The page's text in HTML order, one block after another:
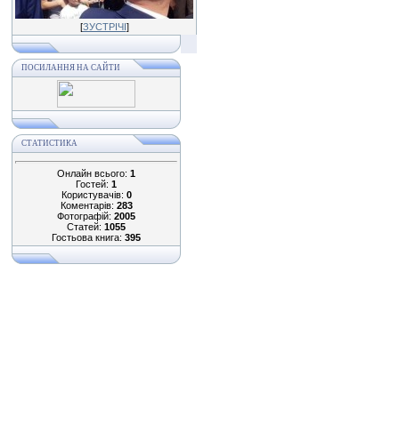
[ЗУСТРІЧІ]
ПОСИЛАННЯ НА САЙТИ
СТАТИСТИКА
Онлайн всього: 1
Гостей: 1
Користувачів: 0
Коментарів: 283
Фотографій: 2005
Статей: 1055
Гостьова книга: 395